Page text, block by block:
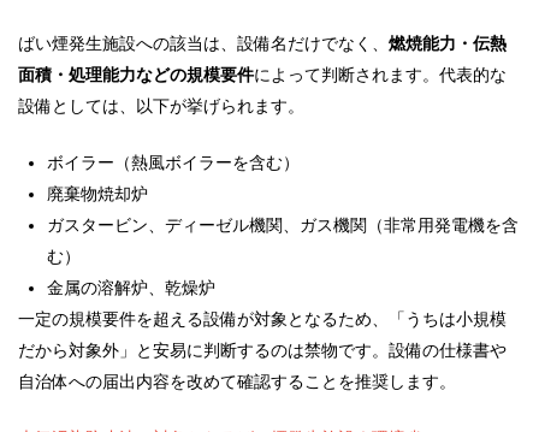
ばい煙発生施設への該当は、設備名だけでなく、 燃焼能力・伝熱
面積・処理能力などの規模要件によって判断されます。代表的な
設備としては、以下が挙げられます。
ボイラー（熱風ボイラーを含む）
廃棄物焼却炉
ガスタービン、ディーゼル機関、ガス機関（非常用発電機を含
む）
金属の溶解炉、乾燥炉
一定の規模要件を超える設備が対象となるため、「うちは小規模
だから対象外」と安易に判断するのは禁物です。設備の仕様書や
自治体への届出内容を改めて確認することを推奨します。